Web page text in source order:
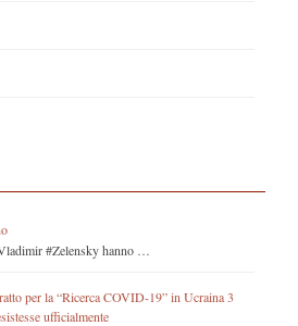
#Zelensky hanno …
per la “Ricerca COVID-19” in Ucraina 3
ufficialmente